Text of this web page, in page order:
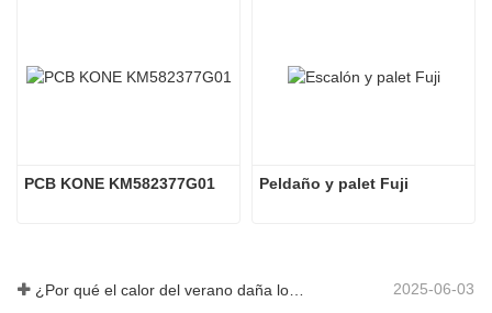
PCB KONE KM582377G01 Peldaño y palet Fuji
2025-06-03